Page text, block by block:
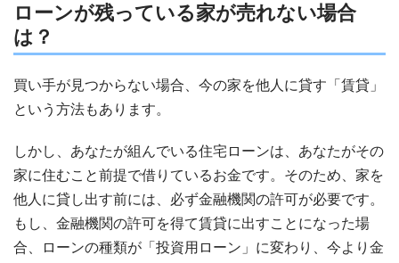
ローンが残っている家が売れない場合
は？
買い手が見つからない場合、今の家を他人に貸す「賃貸」
という方法もあります。
しかし、あなたが組んでいる住宅ローンは、あなたがその
家に住むこと前提で借りているお金です。そのため、家を
他人に貸し出す前には、必ず金融機関の許可が必要です。
もし、金融機関の許可を得て賃貸に出すことになった場
合、ローンの種類が「投資用ローン」に変わり、今より金